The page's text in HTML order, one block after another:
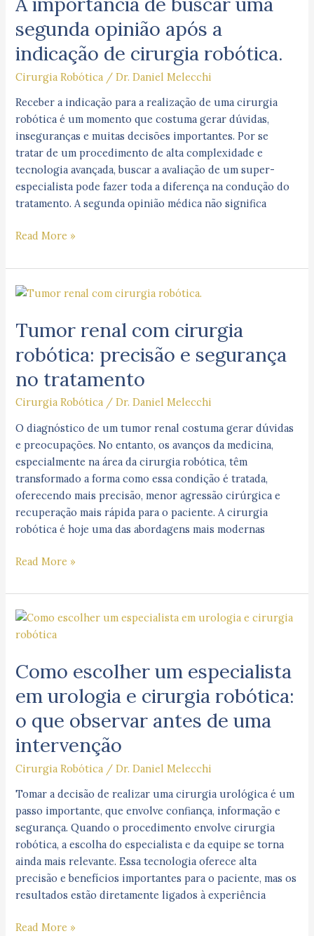
segunda opinião após a
indicação de cirurgia robótica.
Cirurgia Robótica /Dr. Daniel Melecchi
Receber a indicação para a realização de uma cirurgia
robótica é um momento que costuma gerar dúvidas,
inseguranças e muitas decisões importantes. Por se
tratar de um procedimento de alta complexidade e
tecnologia avançada, buscar a avaliação de um super-
especialista pode fazer toda a diferença na condução do
tratamento. A segunda opinião médica não significa
segunda
opinião
a
indicação
de
cirurgia
robótica.
Read More »
Tumor renal com cirurgia
robótica: precisão e segurança
no tratamento
Cirurgia Robótica /Dr. Daniel Melecchi
O diagnóstico de um tumor renal costuma gerar dúvidas
e preocupações. No entanto, os avanços da medicina,
especialmente na área da cirurgia robótica, têm
transformado a forma como essa condição é tratada,
oferecendo mais precisão, menor agressão cirúrgica e
recuperação mais rápida para o paciente. A cirurgia
robótica é hoje uma das abordagens mais modernas
Tumor
com
robótica:
precisão
segurança
no
tratamento
Read More »
Como escolher um especialista
em urologia e cirurgia robótica:
o que observar antes de uma
intervenção
Cirurgia Robótica /Dr. Daniel Melecchi
Tomar a decisão de realizar uma cirurgia urológica é um
passo importante, que envolve confiança, informação e
segurança. Quando o procedimento envolve cirurgia
robótica, a escolha do especialista e da equipe se torna
ainda mais relevante. Essa tecnologia oferece alta
precisão e benefícios importantes para o paciente, mas os
resultados estão diretamente ligados à experiência
Como
escolher
especialista
urologia
e
cirurgia
robótica:
o
antes
de
Read More »